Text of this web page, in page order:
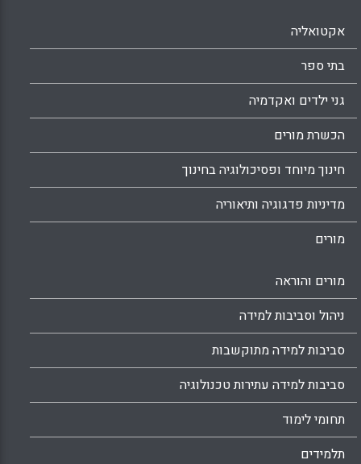
אקטואליה
בתי ספר
גני ילדים ואקדמיה
הכשרת מורים
חינוך מיוחד ופסיכולוגיה בחינוך
מדיניות פדגוגיה ותיאוריה
מורים
מורים והוראה
ניהול וסביבות למידה
סביבות למידה מתוקשבות
סביבות למידה עתירות טכנולוגיה
תחומי לימוד
תלמידים